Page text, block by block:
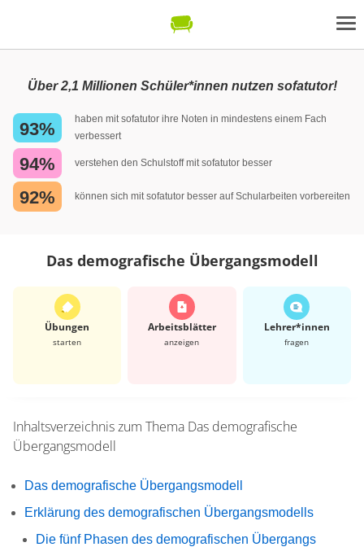
Über 2,1 Millionen Schüler*innen nutzen sofatutor!
93%
haben mit sofatutor ihre Noten in mindestens einem Fach
verbessert
94% verstehen den Schulstoff mit sofatutor besser
92% können sich mit sofatutor besser auf Schularbeiten vorbereiten
Das demografische Übergangsmodell
Übungen
starten
Arbeits­blätter
anzeigen
Lehrer*​innen
fragen
Inhaltsverzeichnis zum Thema Das demografische
Übergangsmodell
Das demografische Übergangsmodell
Erklärung des demografischen Übergangsmodells
Die fünf Phasen des demografischen Übergangs